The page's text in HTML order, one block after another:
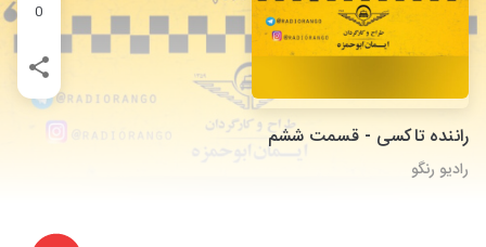
0
راننده تاکسی - قسمت ششم
رادیو رنگو